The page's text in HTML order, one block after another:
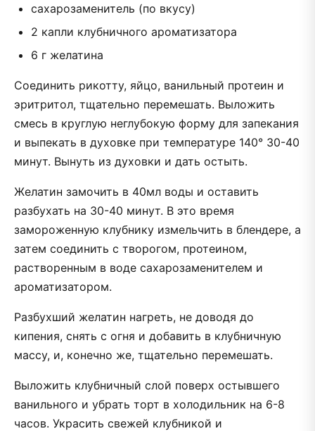
сахарозаменитель (по вкусу)
2 капли клубничного ароматизатора
6 г желатина
Соединить рикотту, яйцо, ванильный протеин и
эритритол, тщательно перемешать. Выложить
смесь в круглую неглубокую форму для запекания
и выпекать в духовке при температуре 140° 30-40
минут. Вынуть из духовки и дать остыть.
Желатин замочить в 40мл воды и оставить
разбухать на 30-40 минут. В это время
замороженную клубнику измельчить в блендере, а
затем соединить с творогом, протеином,
растворенным в воде сахарозаменителем и
ароматизатором.
Разбухший желатин нагреть, не доводя до
кипения, снять с огня и добавить в клубничную
массу, и, конечно же, тщательно перемешать.
Выложить клубничный слой поверх остывшего
ванильного и убрать торт в холодильник на 6-8
часов. Украсить свежей клубникой и